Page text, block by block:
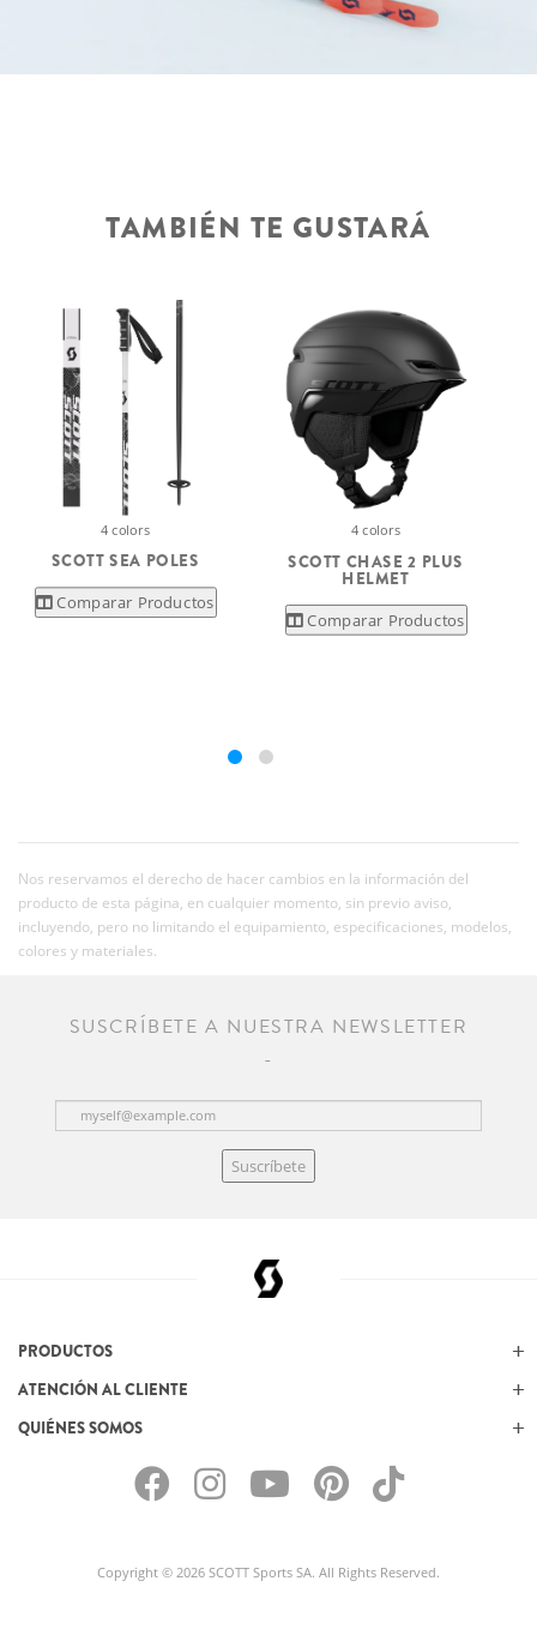
TAMBIÉN TE GUSTARÁ
4 colors
SCOTT SEA POLES
Comparar Productos
4 colors
SCOTT CHASE 2 PLUS
HELMET
Comparar Productos
Nos reservamos el derecho de hacer cambios en la información del
producto de esta página, en cualquier momento, sin previo aviso,
incluyendo, pero no limitando el equipamiento, especificaciones, modelos,
colores y materiales.
SUSCRÍBETE A NUESTRA NEWSLETTER
Suscríbete
PRODUCTOS
ATENCIÓN AL CLIENTE
QUIÉNES SOMOS
Copyright © 2026 SCOTT Sports SA. All Rights Reserved.